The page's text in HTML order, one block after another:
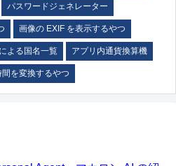
パスワードジェネレーター
画像の EXIF を表示するやつ
よる国名一覧 アプリ内通貨換算機
間を変換するやつ